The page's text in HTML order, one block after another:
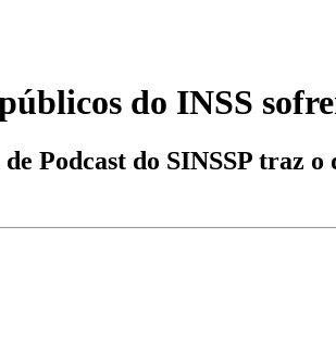
do INSS
Podcast do SINSSP traz o